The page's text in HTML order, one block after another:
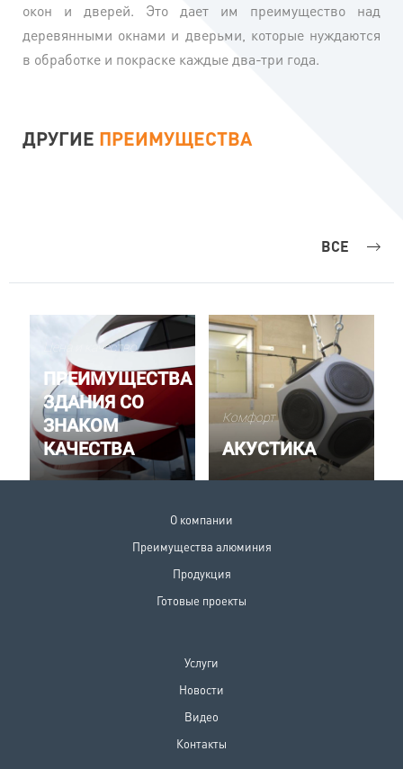
окон и дверей. Это дает им преимущество над
деревянными окнами и дверьми, которые нуждаются
в обработке и покраске каждые два-три года.
ДРУГИЕ ПРЕИМУЩЕСТВА
ВСЕ
Цена и качество
ПРЕИМУЩЕСТВА
ЗДАНИЯ СО
ЗНАКОМ
КАЧЕСТВА
Комфорт
АКУСТИКА
О компании
Преимущества алюминия
Продукция
Готовые проекты
Услуги
Новости
Видео
Контакты